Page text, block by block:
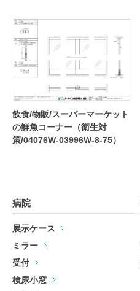
飲食/物販/スーパーマーケット
の鮮魚コーナー（衛生対
策/04076W-03996W-8-75）
病院
展示ケース
ミラー
受付
検尿小窓